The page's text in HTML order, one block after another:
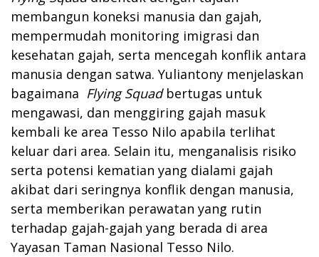
membangun koneksi manusia dan gajah,
mempermudah monitoring imigrasi dan
kesehatan gajah, serta mencegah konflik antara
manusia dengan satwa. Yuliantony menjelaskan
bagaimana FlyingSquadbertugas untuk
mengawasi, dan menggiring gajah masuk
kembali ke area Tesso Nilo apabila terlihat
keluar dari area. Selain itu, menganalisis risiko
serta potensi kematian yang dialami gajah
akibat dari seringnya konflik dengan manusia,
serta memberikan perawatan yang rutin
terhadap gajah-gajah yang berada di area
Yayasan Taman Nasional Tesso Nilo.